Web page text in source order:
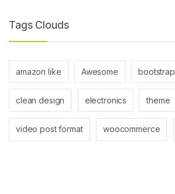
Tags Clouds
amazon like Awesome bootstrap
clean design electronics theme
video post format woocommerce